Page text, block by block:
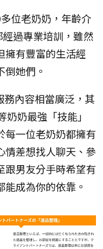
位老奶奶，年齡介
過專業培訓，雖然
擁有豐富的生活經
她們。
務內容相當廣泛，其
奶最強「技能」
每一位老奶奶都擁有
情差想找人聊天、參
跟男友分手時希望有
成為你的依靠。